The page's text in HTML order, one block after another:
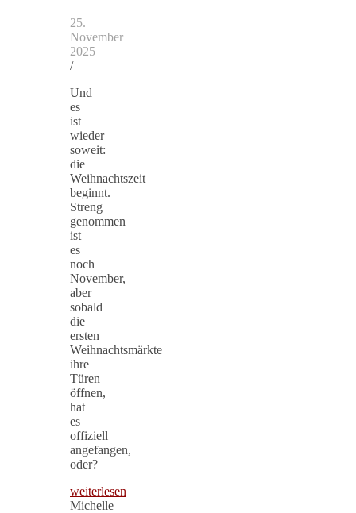
25.
November
2025
/
Und
es
ist
wieder
soweit:
die
Weihnachtszeit
beginnt.
Streng
genommen
ist
es
noch
November,
aber
sobald
die
ersten
Weihnachtsmärkte
ihre
Türen
öffnen,
hat
es
offiziell
angefangen,
oder?
weiterlesen
Michelle